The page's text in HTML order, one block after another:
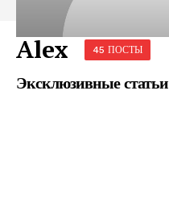
Alex 45 ПОСТЫ
Эксклюзивные